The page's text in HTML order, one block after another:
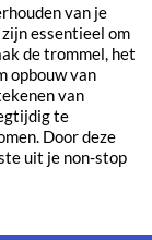
van je
essentieel om
de trommel, het
opbouw van
van
te
Door deze
uit je non-stop